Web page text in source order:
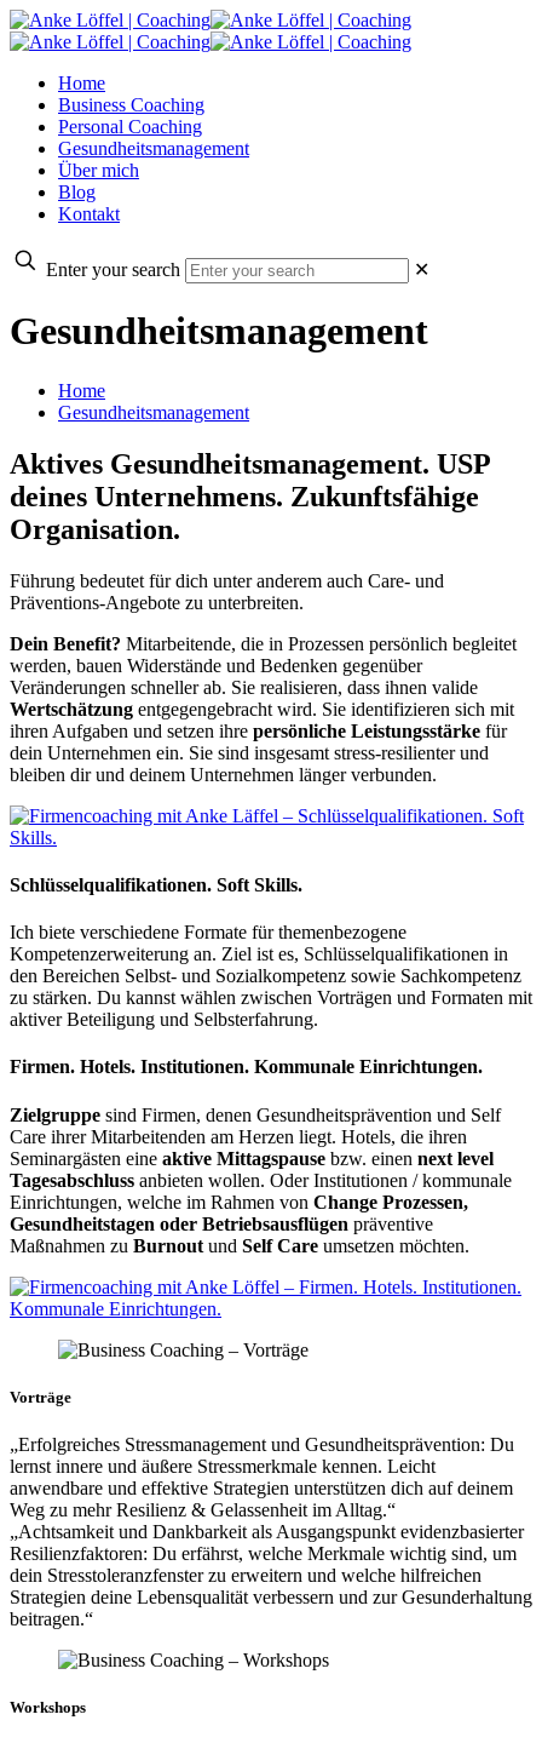
Home
Business Coaching
Personal Coaching
Gesundheitsmanagement
Über mich
Blog
Kontakt
Enter your search ✕
Gesundheitsmanagement
Home
Gesundheitsmanagement
Aktives Gesundheits­management. USP
deines Unternehmens. Zukunfts­fähige
Organisation.
Führung bedeutet für dich unter anderem auch Care- und
Präventions-Angebote zu unterbreiten.
Dein Benefit? Mitarbeitende, die in Prozessen persönlich begleitet
werden, bauen Widerstände und Bedenken gegenüber
Veränderungen schneller ab. Sie realisieren, dass ihnen valide
Wertschätzung entgegengebracht wird. Sie identifizieren sich mit
ihren Aufgaben und setzen ihre persönliche Leistungsstärke für
dein Unternehmen ein. Sie sind insgesamt stress-resilienter und
bleiben dir und deinem Unternehmen länger verbunden.
Schlüssel­quali­fikationen. Soft Skills.
Ich biete verschiedene Formate für themenbezogene
Kompetenzerweiterung an. Ziel ist es, Schlüsselqualifikationen in
den Bereichen Selbst- und Sozialkompetenz sowie Sachkompetenz
zu stärken. Du kannst wählen zwischen Vorträgen und Formaten mit
aktiver Beteiligung und Selbsterfahrung.
Firmen. Hotels. Institutionen. Kommunale Einrichtungen.
Zielgruppe sind Firmen, denen Gesundheitsprävention und Self
Care ihrer Mitarbeitenden am Herzen liegt. Hotels, die ihren
Seminargästen eine aktive Mittagspause bzw. einen next level
Tagesabschluss anbieten wollen. Oder Institutionen / kommunale
Einrichtungen, welche im Rahmen von Change Prozessen,
Gesundheitstagen oder Betriebsausflügen präventive
Maßnahmen zu Burnout und Self Care umsetzen möchten.
Vorträge
„Erfolgreiches Stressmanagement und Gesundheitsprävention: Du
lernst innere und äußere Stressmerkmale kennen. Leicht
anwendbare und effektive Strategien unterstützen dich auf deinem
Weg zu mehr Resilienz & Gelassenheit im Alltag.“
„Achtsamkeit und Dankbarkeit als Ausgangspunkt evidenzbasierter
Resilienzfaktoren: Du erfährst, welche Merkmale wichtig sind, um
dein Stresstoleranzfenster zu erweitern und welche hilfreichen
Strategien deine Lebensqualität verbessern und zur Gesunderhaltung
beitragen.“
Workshops